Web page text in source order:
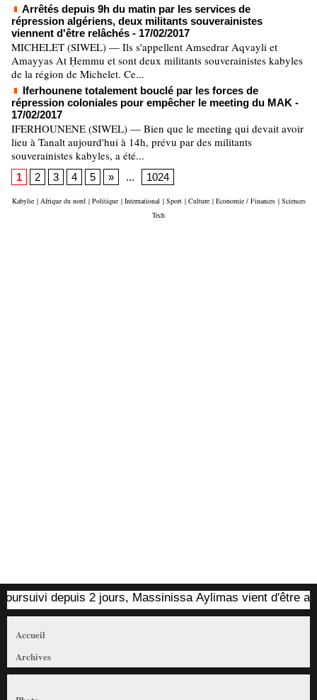
Arrêtés depuis 9h du matin par les services de
répression algériens, deux militants souverainistes
viennent d'être relâchés - 17/02/2017
MICHELET (SIWEL) — Ils s'appellent Amsedrar Aqvayli et
Amayyas At Ḥemmu et sont deux militants souverainistes kabyles
de la région de Michelet. Ce...
Iferhounene totalement bouclé par les forces de
répression coloniales pour empêcher le meeting du MAK -
17/02/2017
IFERHOUNENE (SIWEL) — Bien que le meeting qui devait avoir
lieu à Tanalt aujourd'hui à 14h, prévu par des militants
souverainistes kabyles, a été...
1 2 3 4 5 » ... 1024
Kabylie | Afrique du nord | Politique | International | Sport | Culture | Economie / Finances | Sciences
Tech
depuis 2 jours, Massinissa Aylimas vient d'être
Accueil
Archives